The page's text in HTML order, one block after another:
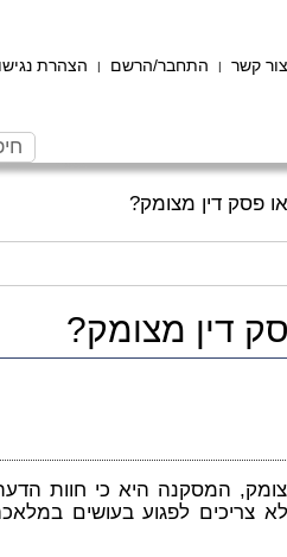
צור קשר | התחבר/הרשם | הצהרת
פסק דין מצומק?
דין מצומק?
המסקנה היא כי חוות
צריכים לפגוע בעושים